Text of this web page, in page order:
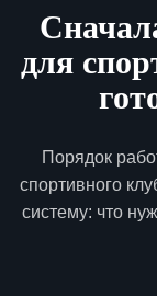
для
Порядок
спортивного
систему: что